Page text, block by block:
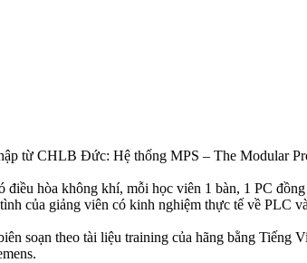
từ CHLB Đức: Hệ thống MPS – The Modular
hòa không khí, mỗi học viên 1 bàn, 1 PC
của giảng viên có kinh nghiệm thực tế về PLC
soạn theo tài liệu training của hãng bằng Tiếng